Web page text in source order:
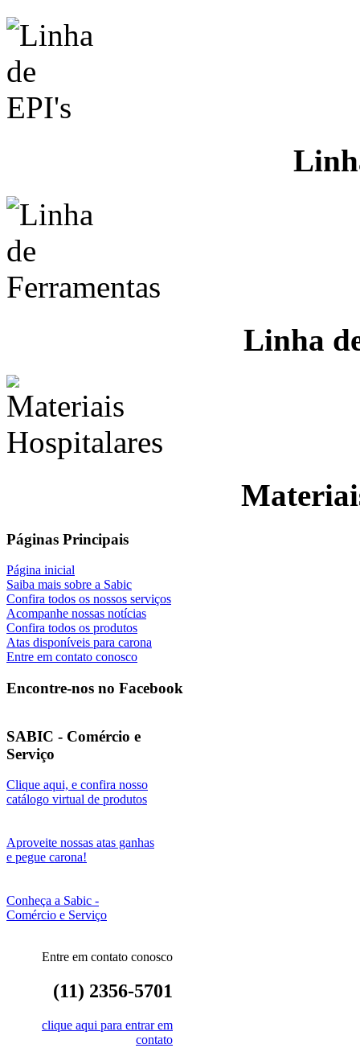
Linha
Páginas Principais
Página inicial
Saiba mais sobre a Sabic
Confira todos os nossos serviços
Acompanhe nossas notícias
Confira todos os produtos
Atas disponíveis para carona
Entre em contato conosco
Encontre-nos no Facebook
SABIC - Comércio e
Serviço
Clique aqui, e confira nosso
catálogo virtual de produtos
Aproveite nossas atas ganhas
e pegue carona!
Conheça a Sabic -
Comércio e Serviço
Entre em contato conosco
(11) 2356-5701
clique aqui para entrar em
contato